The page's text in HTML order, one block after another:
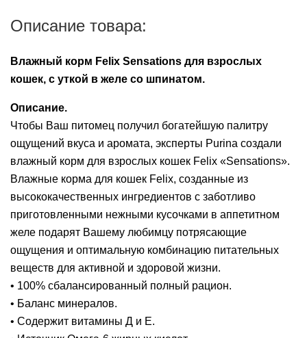
Описание товара:
Влажный корм Felix Sensations для взрослых
кошек, с уткой в желе со шпинатом.
Описание.
Чтобы Ваш питомец получил богатейшую палитру
ощущений вкуса и аромата, эксперты Purina создали
влажный корм для взрослых кошек Felix «Sensations».
Влажные корма для кошек Felix, созданные из
высококачественных ингредиентов с заботливо
приготовленными нежными кусочками в аппетитном
желе подарят Вашему любимцу потрясающие
ощущения и оптимальную комбинацию питательных
веществ для активной и здоровой жизни.
• 100% сбалансированный полный рацион.
• Баланс минералов.
• Содержит витамины Д и Е.